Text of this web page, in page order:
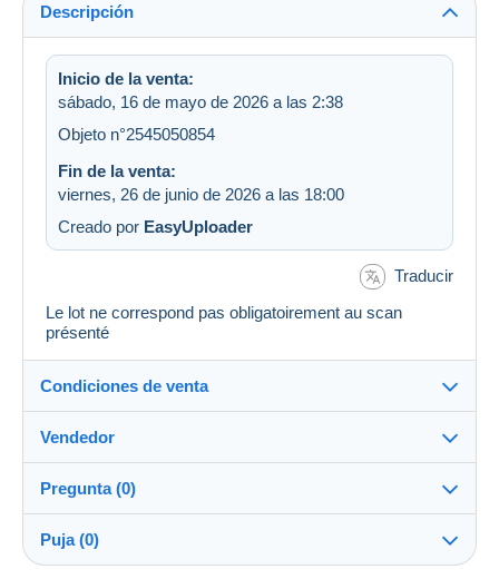
Descripción
Inicio de la venta:
sábado, 16 de mayo de 2026 a las 2:38
Objeto n°2545050854
Fin de la venta:
viernes, 26 de junio de 2026 a las 18:00
Creado por EasyUploader
Traducir
Le lot ne correspond pas obligatoirement au scan
présenté
Condiciones de venta
Destino:
Ver la lista de países
Envío:
Envío después del pago
Vendedor
berthold67100%(54555x)
Tienda
Pregunta (0)
Puja (0)